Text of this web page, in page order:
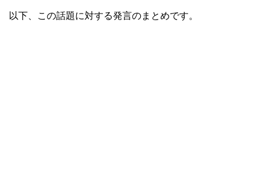
以下、この話題に対する発言のまとめです。